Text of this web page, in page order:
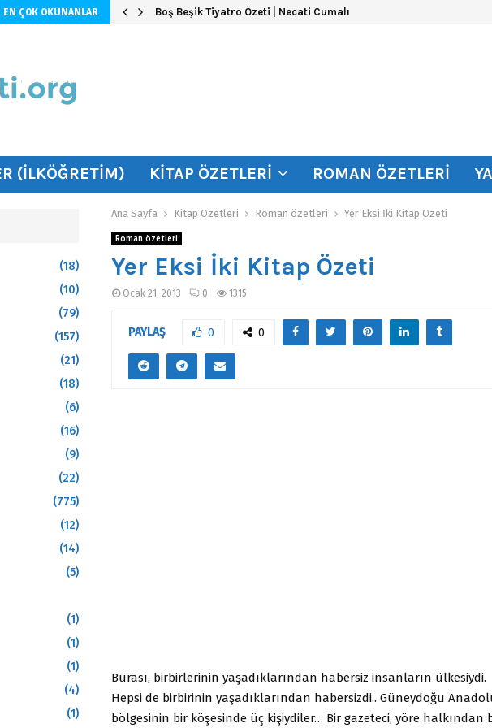
EN ÇOK OKUNANLAR Boş Beşik Tiyatro Özeti | Necati Cumalı
(İLKÖĞRETIM) KITAP ÖZETLERI ROMAN ÖZETLERI
Ana Sayfa Kitap Özetleri Roman özetleri Yer Eksi İki Kitap Özeti
Roman özetleri
Yer Eksi İki Kitap Özeti
Ocak 21, 2013 0 1315
PAYLAŞ 0 0
Burası, birbirlerinin yaşadıklarından habersiz insanların ülkesiydi.
Hepsi de birbirinin yaşadıklarından habersizdi.. Güneydoğu
bölgesinin bir köşesinde üç kişiydiler… Bir gazeteci, yöre halkından
(18)
(10)
(79)
(157)
(21)
(18)
(6)
(16)
(9)
(22)
(775)
(12)
(14)
(5)
(1)
(1)
(1)
(4)
(1)